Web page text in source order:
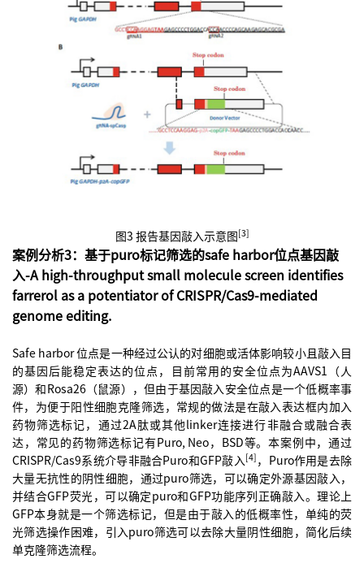
图3 报告基因敲入示意图[3]
案例分析3：基于puro标记筛选的safe harbor位点基因敲
入-A high-throughput small molecule screen identifies
farrerol as a potentiator of CRISPR/Cas9-mediated
genome editing.
Safe harbor 位点是一种经过公认的对细胞或活体影响较小且敲入目
的基因后能稳定表达的位点，目前常用的安全位点为AAVS1（人
源）和Rosa26（鼠源），但由于基因敲入安全位点是一个低概率事
件，为便于阳性细胞克隆筛选，常规的做法是在敲入表达框内加入
药物筛选标记，通过2A肽或其他linker连接进行非融合或融合表
达，常见的药物筛选标记有Puro, Neo，BSD等。本案例中，通过
CRISPR/Cas9系统介导非融合Puro和GFP敲入[4] ，Puro作用是去除
大量无抗性的阴性细胞，通过puro筛选，可以确定外源基因敲入，
并结合GFP荧光，可以确定puro和GFP功能序列正确敲入。理论上
GFP本身就是一个筛选标记，但是由于敲入的低概率性，单纯的荧
光筛选操作困难，引入puro筛选可以去除大量阴性细胞，简化后续
单克隆筛选流程。